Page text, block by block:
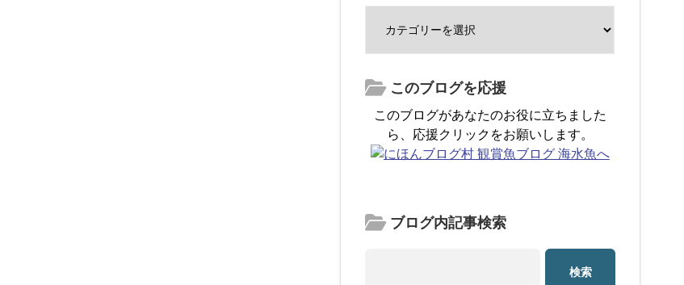
このブログを応援
このブログがあなたのお役に立ちました
ら、応援クリックをお願いします。
ブログ内記事検索